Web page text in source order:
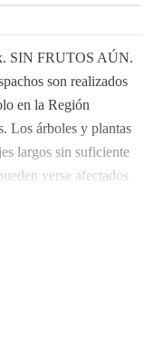
SIN FRUTOS AÚN.
son realizados
en la Región
Los árboles y plantas
largos sin suficiente
verse afectados